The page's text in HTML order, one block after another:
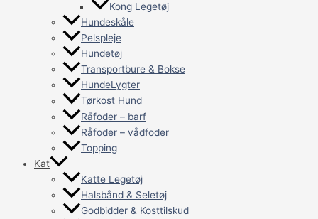
Kong Legetøj
Hundeskåle
Pelspleje
Hundetøj
Transportbure & Bokse
HundeLygter
Tørkost Hund
Råfoder – barf
Råfoder – vådfoder
Topping
Kat
Katte Legetøj
Halsbånd & Seletøj
Godbidder & Kosttilskud